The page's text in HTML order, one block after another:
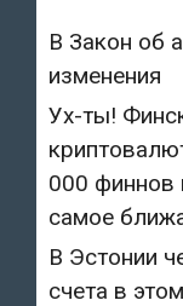
В Закон об
изменения
Ух-ты!
000 финнов
самое
В Эстонии
счета в